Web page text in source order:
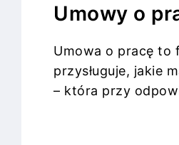
Umowy o
Umowa o pracę to
przysługuje, jakie
– która przy